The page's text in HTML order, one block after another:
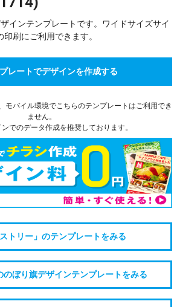
インテンプレートです。ワイドサイズサイ
刷にご利用できます。
レートでデザインを作成する
モバイル環境でこちらのテンプレートはご利用でき
ません。
でのデータ作成を推奨しております。
トリー」のテンプレートをみる
のぼり旗デザインテンプレートをみる